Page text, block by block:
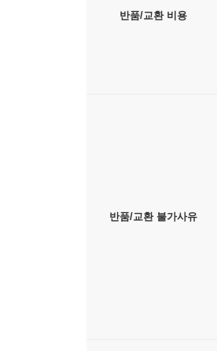
반품/교환 비용
반품/교환 불가사유